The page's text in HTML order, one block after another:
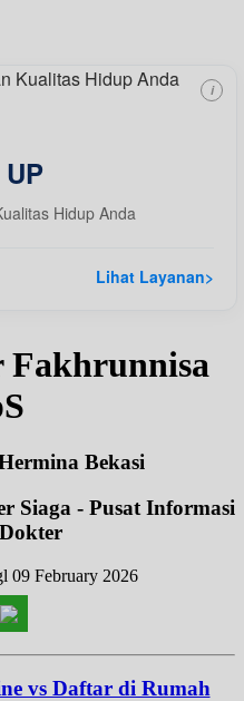
Hidup Anda
Lihat Layanan>
i
Fakhrunnisa
Bekasi
Siaga - Pusat Informasi
09 February 2026
vs Daftar di Rumah